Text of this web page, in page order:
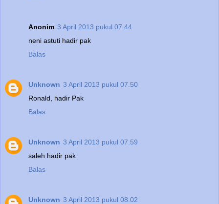
Anonim 3 April 2013 pukul 07.44
neni astuti hadir pak
Balas
Unknown 3 April 2013 pukul 07.50
Ronald, hadir Pak
Balas
Unknown 3 April 2013 pukul 07.59
saleh hadir pak
Balas
Unknown 3 April 2013 pukul 08.02